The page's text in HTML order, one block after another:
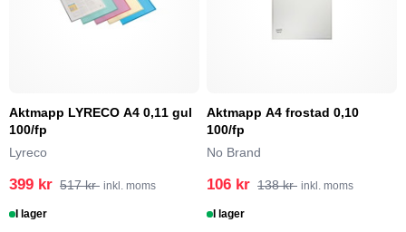
Aktmapp LYRECO A4 0,11 gul
100/fp
Lyreco
399 kr 517 kr inkl. moms
I lager
Aktmapp A4 frostad 0,10
100/fp
No Brand
106 kr 138 kr inkl. moms
I lager